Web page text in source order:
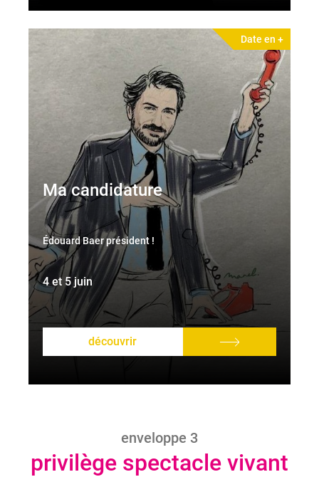
Date en +
Ma candidature
Édouard Baer président !
4 et 5 juin
découvrir
enveloppe 3
privilège spectacle vivant